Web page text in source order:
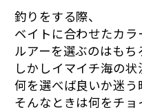
釣りをする際、
ベイトに合わせたカ
ルアーを選ぶのはもち
しかしイマイチ海の状
何を選べば良いか迷
そんなときは何をチョ